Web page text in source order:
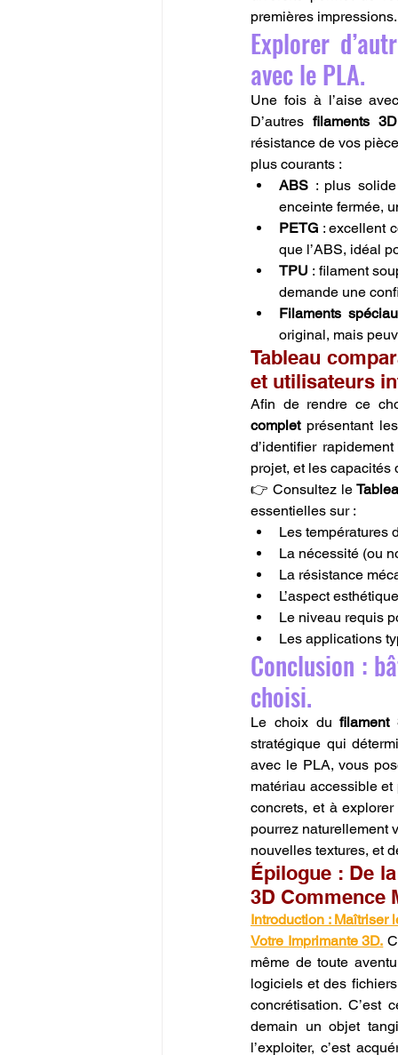
premières impressions.
Explorer
avec le PLA.
Une fois à l’aise
D’autres filaments 3D
résistance de vos
plus courants :
ABS : plus
enceinte fermée,
PETG : excellent
que l’ABS, idéal
TPU : filament
demande une
Filaments
original, mais
Tableau
et utilisateurs
Afin de rendre ce
complet présentant
d’identifier
projet, et les capacités
👉 Consultez le
essentielles sur :
Les températures
La nécessité (ou
La résistance
L’aspect
Le niveau requis
Les applications
Conclusion :
choisi.
Le choix du filament
stratégique qui
avec le PLA, vous
matériau accessible
concrets, et à
pourrez naturellement
nouvelles textures, et
Épilogue : De
3D Commence
Introduction : Maîtriser
Votre Imprimante 3D.
même de toute
logiciels et des
concrétisation. C’est
demain un objet
l’exploiter, c’est